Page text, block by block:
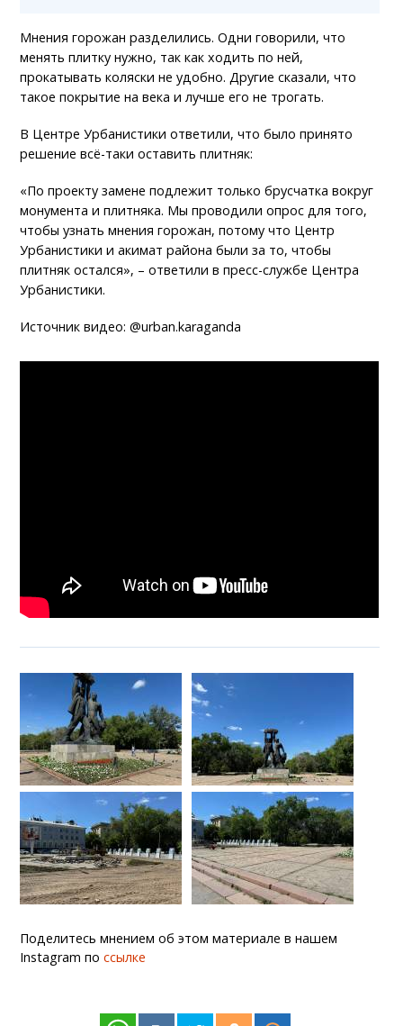
Мнения горожан разделились. Одни говорили, что
менять плитку нужно, так как ходить по ней,
прокатывать коляски не удобно. Другие сказали, что
такое покрытие на века и лучше его не трогать.
В Центре Урбанистики ответили, что было принято
решение всё-таки оставить плитняк:
«По проекту замене подлежит только брусчатка вокруг
монумента и плитняка. Мы проводили опрос для того,
чтобы узнать мнения горожан, потому что Центр
Урбанистики и акимат района были за то, чтобы
плитняк остался», – ответили в пресс-службе Центра
Урбанистики.
Источник видео: @urban.karaganda
Поделитесь мнением об этом материале в нашем
Instagram поссылке